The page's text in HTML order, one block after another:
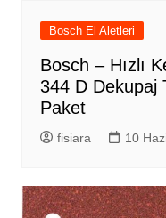
Bosch El Aletleri
Bosch – Hızlı
344 D Dekupaj
Paket
fisiara 10